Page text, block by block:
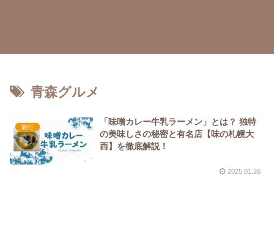
青森グルメ
旅行
「味噌カレー牛乳ラーメン」とは？ 独特
の美味しさの秘密と有名店【味の札幌大
西】を徹底解説！
2025.01.26